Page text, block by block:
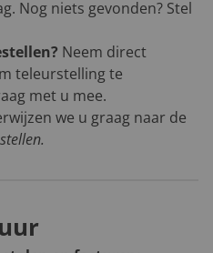
Nog niets gevonden? Stel
Neem direct
teleurstelling te
met u mee.
we u graag naar de
.